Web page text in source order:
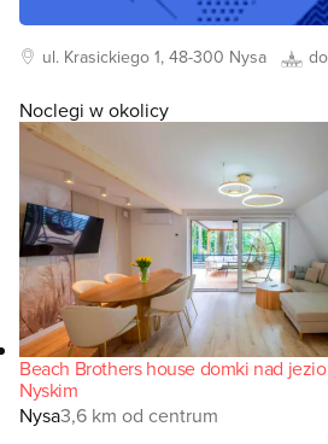
ul. Krasickiego1, 48-300 Nysa
Noclegi w okolicy
Beach Brothers house domki nad
Nyskim
Nysa3,6 km od centrum